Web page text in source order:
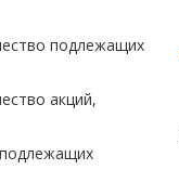
подлежащих
акций,